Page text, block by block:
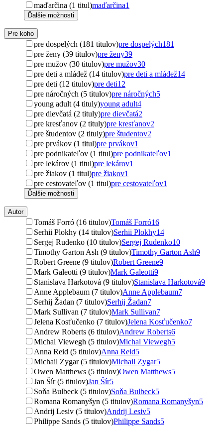
maďarčina (1 titul)maďarčina1
Ďalšie možnosti
Pre koho
pre dospelých (181 titulov)pre dospelých181
pre ženy (39 titulov)pre ženy39
pre mužov (30 titulov)pre mužov30
pre deti a mládež (14 titulov)pre deti a mládež14
pre deti (12 titulov)pre deti12
pre náročných (5 titulov)pre náročných5
young adult (4 tituly)young adult4
pre dievčatá (2 tituly)pre dievčatá2
pre kresťanov (2 tituly)pre kresťanov2
pre študentov (2 tituly)pre študentov2
pre prvákov (1 titul)pre prvákov1
pre podnikateľov (1 titul)pre podnikateľov1
pre lekárov (1 titul)pre lekárov1
pre žiakov (1 titul)pre žiakov1
pre cestovateľov (1 titul)pre cestovateľov1
Ďalšie možnosti
Autor
Tomáš Forró (16 titulov)Tomáš Forró16
Serhii Plokhy (14 titulov)Serhii Plokhy14
Sergej Rudenko (10 titulov)Sergej Rudenko10
Timothy Garton Ash (9 titulov)Timothy Garton Ash9
Robert Greene (9 titulov)Robert Greene9
Mark Galeotti (9 titulov)Mark Galeotti9
Stanislava Harkotová (9 titulov)Stanislava Harkotová9
Anne Applebaum (7 titulov)Anne Applebaum7
Serhij Žadan (7 titulov)Serhij Žadan7
Mark Sullivan (7 titulov)Mark Sullivan7
Jelena Kosťučenko (7 titulov)Jelena Kosťučenko7
Andrew Roberts (6 titulov)Andrew Roberts6
Michal Viewegh (5 titulov)Michal Viewegh5
Anna Reid (5 titulov)Anna Reid5
Michail Zygar (5 titulov)Michail Zygar5
Owen Matthews (5 titulov)Owen Matthews5
Jan Šír (5 titulov)Jan Šír5
Soňa Bulbeck (5 titulov)Soňa Bulbeck5
Romana Romanyšyn (5 titulov)Romana Romanyšyn5
Andrij Lesiv (5 titulov)Andrij Lesiv5
Philippe Sands (5 titulov)Philippe Sands5